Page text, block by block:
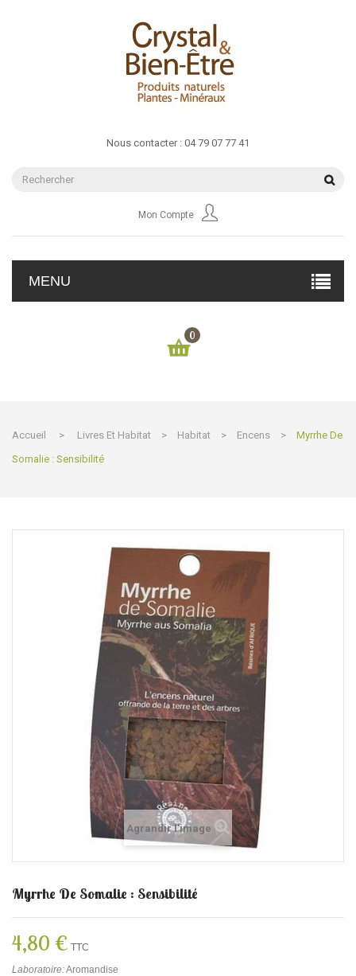
Nous contacter : 04 79 07 77 41
Mon Compte
MENU
0
Accueil > Livres Et Habitat > Habitat > Encens >
Myrrhe De
Somalie : Sensibilité
Agrandir l'image
Myrrhe De Somalie : Sensibilité
4,80 € TTC
Laboratoire:Aromandise